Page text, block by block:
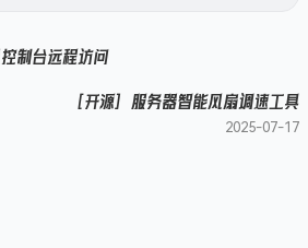
制台远程访问
[开源] 服务器智能风扇调速工具
2025-07-17